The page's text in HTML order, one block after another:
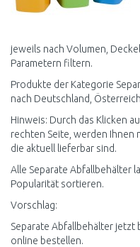
jeweils nach Volumen,
Parametern filtern.
Produkte der Kategorie
nach Deutschland,
Hinweis: Durch das Klicken
rechten Seite, werden Ihnen
die aktuell lieferbar sind.
Alle Separate Abfallbehälter
Popularität sortieren.
Vorschlag:
Separate Abfallbehälter jetzt
online bestellen.